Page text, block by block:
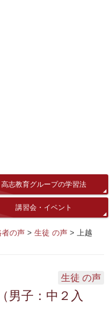
高志教育グループの学習法
講習会・イベント
者の声 > 生徒 の声 > 上越
生徒 の声
男子：中２入